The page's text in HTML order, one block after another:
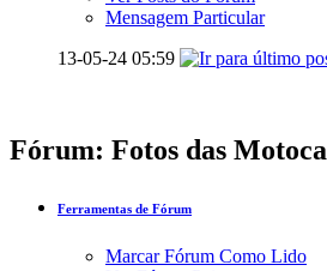
Mensagem Particular
13-05-24 05:59
Fórum: Fotos das
Ferramentas de Fórum
Marcar Fórum Como Lido